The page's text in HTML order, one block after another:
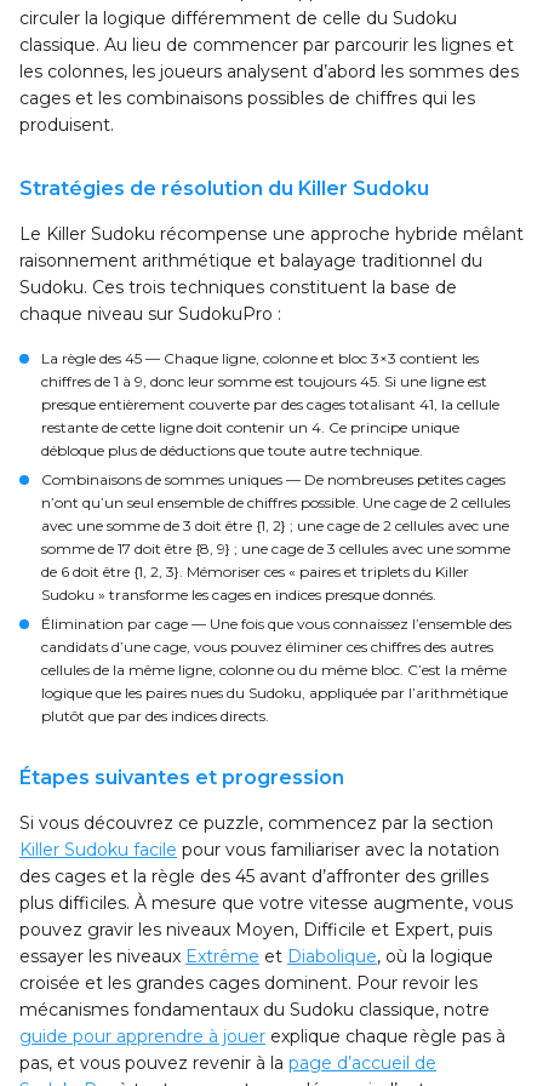
circuler la logique différemment de celle du Sudoku
classique. Au lieu de commencer par parcourir les lignes et
les colonnes, les joueurs analysent d’abord les sommes des
cages et les combinaisons possibles de chiffres qui les
produisent.
Stratégies de résolution du Killer Sudoku
Le Killer Sudoku récompense une approche hybride mêlant
raisonnement arithmétique et balayage traditionnel du
Sudoku. Ces trois techniques constituent la base de
chaque niveau sur SudokuPro :
La règle des 45 — Chaque ligne, colonne et bloc 3×3 contient les
chiffres de 1 à 9, donc leur somme est toujours 45. Si une ligne est
presque entièrement couverte par des cages totalisant 41, la cellule
restante de cette ligne doit contenir un 4. Ce principe unique
débloque plus de déductions que toute autre technique.
Combinaisons de sommes uniques — De nombreuses petites cages
n’ont qu’un seul ensemble de chiffres possible. Une cage de 2 cellules
avec une somme de 3 doit être {1, 2} ; une cage de 2 cellules avec une
somme de 17 doit être {8, 9} ; une cage de 3 cellules avec une somme
de 6 doit être {1, 2, 3}. Mémoriser ces « paires et triplets du Killer
Sudoku » transforme les cages en indices presque donnés.
Élimination par cage — Une fois que vous connaissez l’ensemble des
candidats d’une cage, vous pouvez éliminer ces chiffres des autres
cellules de la même ligne, colonne ou du même bloc. C’est la même
logique que les paires nues du Sudoku, appliquée par l’arithmétique
plutôt que par des indices directs.
Étapes suivantes et progression
Si vous découvrez ce puzzle, commencez par la section
Killer Sudoku facile pour vous familiariser avec la notation
des cages et la règle des 45 avant d’affronter des grilles
plus difficiles. À mesure que votre vitesse augmente, vous
pouvez gravir les niveaux Moyen, Difficile et Expert, puis
essayer les niveaux Extrême et Diabolique, où la logique
croisée et les grandes cages dominent. Pour revoir les
mécanismes fondamentaux du Sudoku classique, notre
guide pour apprendre à jouer explique chaque règle pas à
pas, et vous pouvez revenir à la page d’accueil de